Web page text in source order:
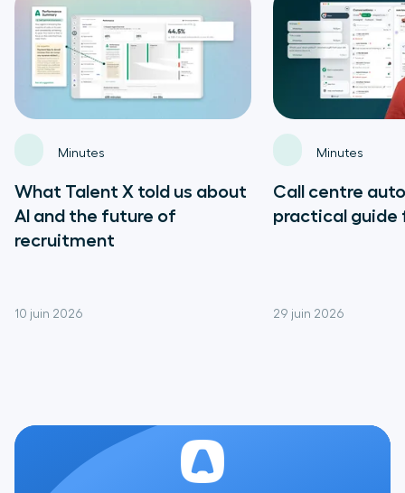
10 juin 2026
Minutes
What Talent X told us about
AI and the future of
recruitment
29 juin 2026
Minutes
Call centre
practical guide